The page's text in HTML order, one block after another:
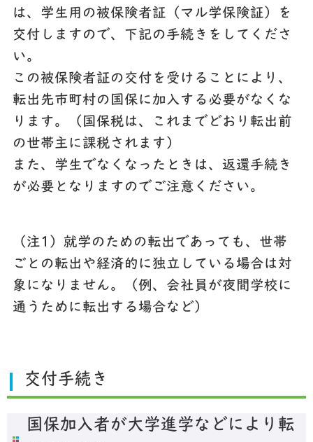
は、学生用の被保険者証（マル学保険証）を
交付しますので、下記の手続きをしてくださ
い。
この被保険者証の交付を受けることにより、
転出先市町村の国保に加入する必要がなくな
ります。（国保税は、これまでどおり転出前
の世帯主に課税されます）
また、学生でなくなったときは、返還手続き
が必要となりますのでご注意ください。
（注1）就学のための転出であっても、世帯
ごとの転出や経済的に独立している場合は対
象になりません。（例、会社員が夜間学校に
通うために転出する場合など）
交付手続き
国保加入者が大学進学などにより転